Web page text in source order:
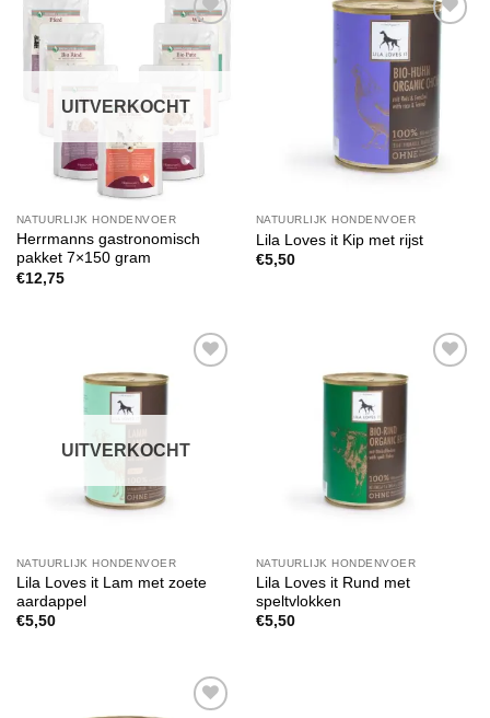
Toevoegen
aan
verlanglijst
UITVERKOCHT
NATUURLIJK HONDENVOER
Herrmanns gastronomisch
pakket 7×150 gram
€12,75
Toevoegen
verlanglijst
NATUURLIJK HONDENVOER
Lila Loves it Kip met rijst
€5,50
Toevoegen
verlanglijst
UITVERKOCHT
NATUURLIJK HONDENVOER
Lila Loves it Lam met zoete
aardappel
€5,50
Toevoegen
NATUURLIJK HONDENVOER
Lila Loves it Rund met
speltvlokken
€5,50